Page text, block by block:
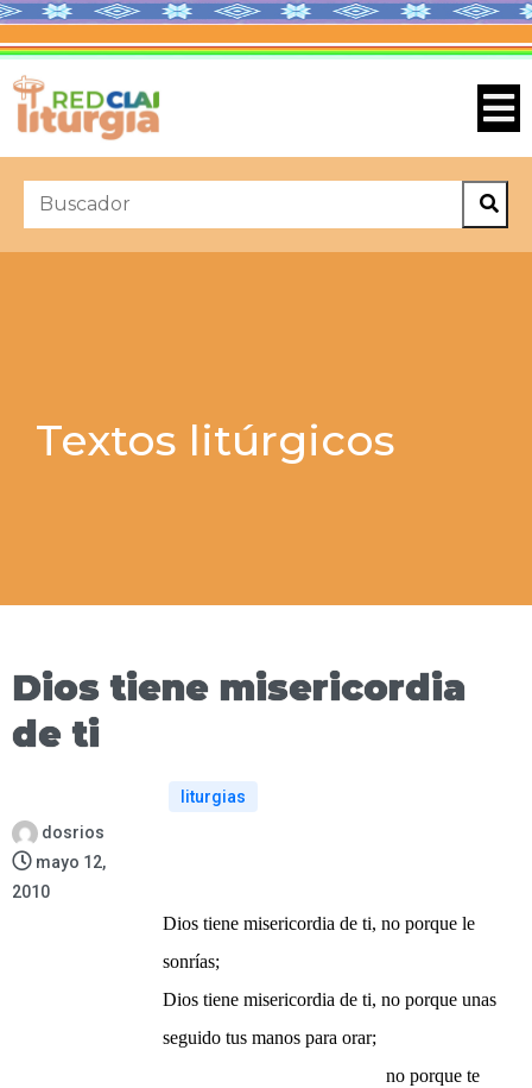
Textos litúrgicos
Dios tiene misericordia
de ti
dosrios
mayo 12,
2010
liturgias
Dios tiene misericordia de ti, no porque le
sonrías;
Dios tiene misericordia de ti, no porque unas
seguido tus manos para orar;
no porque te